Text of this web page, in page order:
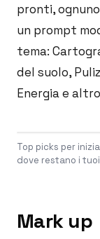
pronti,
un prompt
tema:
del suolo,
Energia e
Top picks per
dove restano i
Mark up